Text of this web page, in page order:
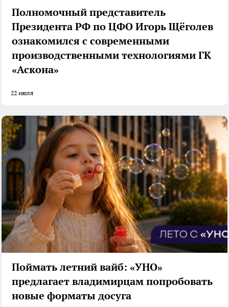
Полномочный представитель
Президента РФ по ЦФО Игорь Щёголев
ознакомился с современными
производственными технологиями ГК
«Аскона»
22 июля
Поймать летний вайб: «УНО»
предлагает владимирцам попробовать
новые форматы досуга